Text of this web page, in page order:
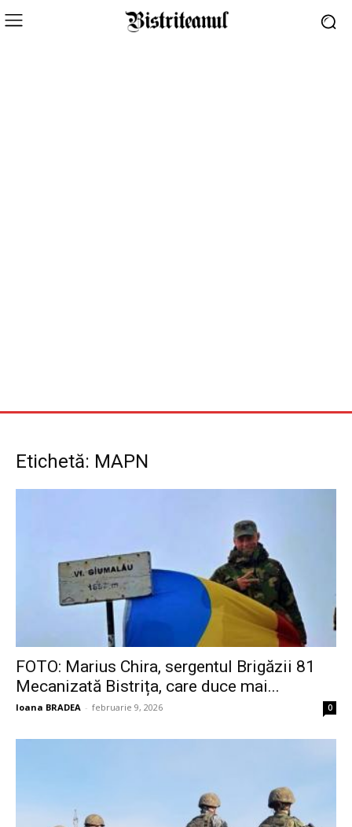
Etichetă: MAPN
FOTO: Marius Chira, sergentul Brigăzii 81
Mecanizată Bistrița, care duce mai...
Ioana BRADEA - februarie 9, 2026 0